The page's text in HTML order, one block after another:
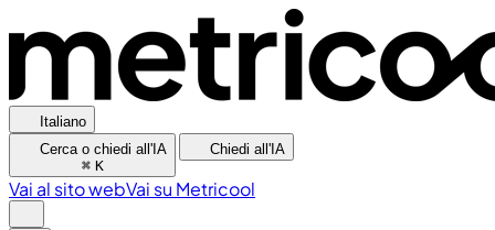
Italiano
Cerca o chiedi all'IA
⌘ K
Chiedi all'IA
Vai al sito webVai su Metricool